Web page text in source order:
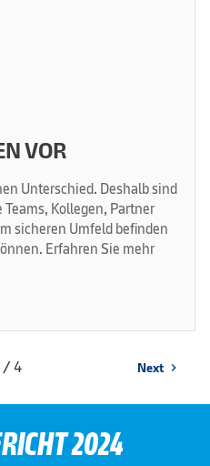
VOR
Unterschied. Deshalb sind
Kollegen, Partner
sicheren Umfeld befinden
Erfahren Sie mehr
/ 4 Next chevron_right
2024